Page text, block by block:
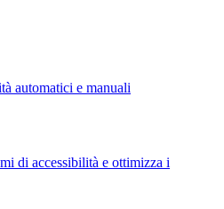
automatici e manuali
di accessibilità e ottimizza i